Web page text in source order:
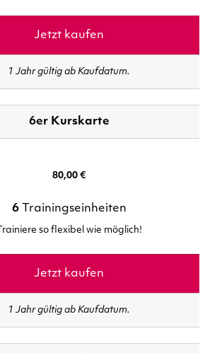
Jetzt kaufen
1 Jahr gültig ab Kaufdatum.
6er Kurskarte
80,00 €
6Trainingseinheiten
Trainiere so flexibel wie möglich!
Jetzt kaufen
1 Jahr gültig ab Kaufdatum.